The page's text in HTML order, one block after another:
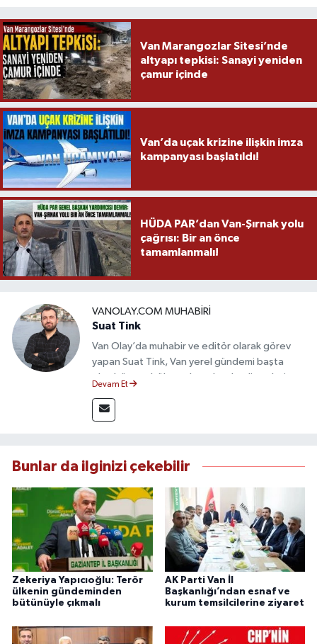
Van Marangozlar Sitesi’nde
altyapı tepkisi: Sanayi yeniden
çamur içinde
Van’da uçak krizine ilişkin imza
kampanyası başlatıldı!
HÜDA PAR’dan Van-Şırnak yolu
çağrısı: Bir an önce
tamamlanmalı!
VANOLAY.COM MUHABIRI
Suat Tink
Van Olay’da muhabir ve editör olarak görev
yapan Suat Tink, Van yerel gündemi başta
olmak üzere bölgesel ve ulusal gelişmeleri
mezunu olan Tink, sahadan edindiği bilgilerle
doğruluk, tarafsızlık ve etik ilkeler
Devam Et
Bunlar da ilginizi çekebilir
Zekeriya Yapıcıoğlu: Terör
ülkenin gündeminden
bütünüyle çıkmalı
AK Parti Van İl
Başkanlığı’ndan esnaf ve
kurum temsilcilerine ziyaret